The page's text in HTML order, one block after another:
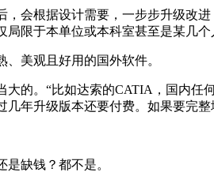
，会根据设计需要，一步步升级改
限于本单位或本科室甚至是某几
美观且好用的国外软件。
大的。“比如达索的CATIA，国内
年升级版本还要付费。如果要完
缺钱？都不是。